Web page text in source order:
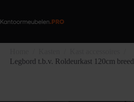
de
Legbord t.b.v. Roldeurkast 120cm breed